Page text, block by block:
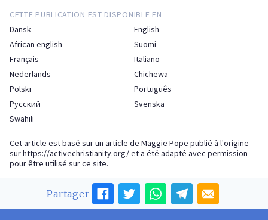
CETTE PUBLICATION EST DISPONIBLE EN
Dansk
English
African english
Suomi
Français
Italiano
Nederlands
Chichewa
Polski
Português
Русский
Svenska
Swahili
Cet article est basé sur un article de Maggie Pope publié à l'origine
surhttps://activechristianity.org/et a été adapté avec permission
pour être utilisé sur ce site.
Partager